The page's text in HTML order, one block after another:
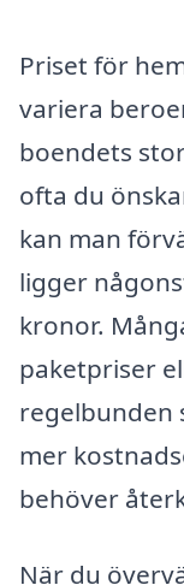
Priset för
variera
boendets
ofta du
kan man
ligger
kronor.
paketpriser
regelbunden
mer
behöver
När du